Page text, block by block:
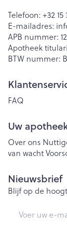
Telefoon: +32 15
E-mailadres:
APB nummer:
Apotheek
BTW nummer:
FAQ
Uw
Over ons
van wacht
Nieuwsbrief
Blijf op de